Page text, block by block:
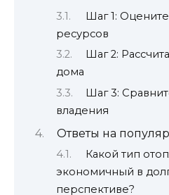
Шаг 1:
ресурсов
Шаг 2:
дома
Шаг 3:
владения
Ответы на
Какой тип
экономичный в
перспективе?